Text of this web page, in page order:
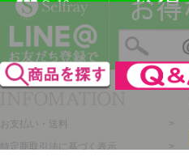
お支払い・送料
特定商取引法に基づく表示